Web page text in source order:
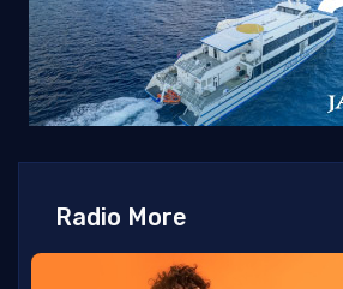
Radio More